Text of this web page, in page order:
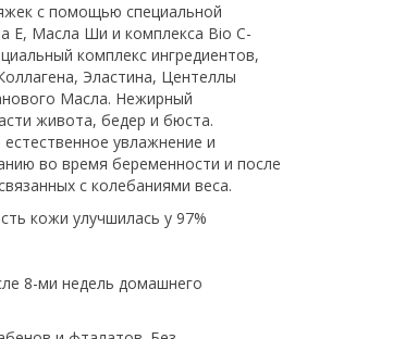
с помощью специальной
Е, Масла Ши и комплекса Bio C-
комплекс ингредиентов,
Эластина, Центеллы
Масла. Нежирный
живота, бедер и бюста.
увлажнение и
во время беременности и после
с колебаниями веса.
кожи улучшилась у 97%
8-ми недель домашнего